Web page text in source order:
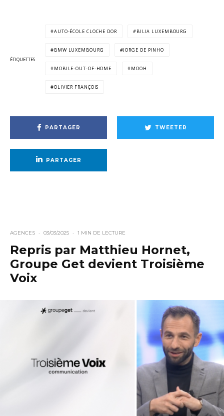
ÉTIQUETTES
AUTO-ÉCOLE CLOCHE DOR BILIA LUXEMBOURG
BMW LUXEMBOURG JORGE DE PINHO
MOBILE-OUT-OF-HOME MOOH
OLIVIER FRANÇOIS
PARTAGER TWEETER
PARTAGER
AGENCES · 03/03/2025 · 1 MIN DE LECTURE
Repris par Matthieu Hornet,
Groupe Get devient Troisième
Voix